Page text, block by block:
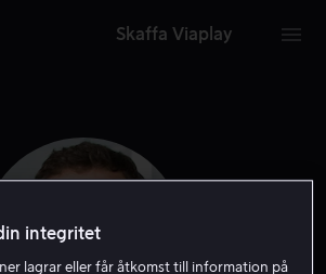
Skaffa Viaplay
integritet
lagrar eller får åtkomst till information på